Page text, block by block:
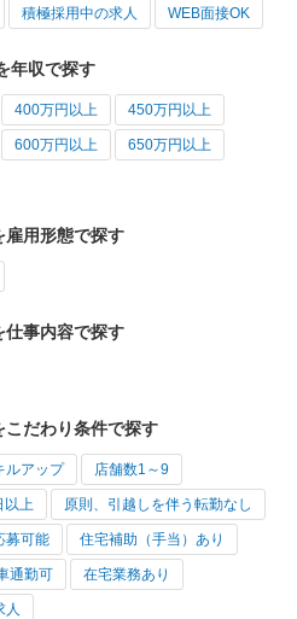
積極採用中の求人 WEB面接OK
年収で探す
400万円以上 450万円以上
600万円以上 650万円以上
雇用形態で探す
仕事内容で探す
だわり条件で探す
ルアップ 店舗数1～9
以上 原則、引越しを伴う転勤なし
募可能 住宅補助（手当）あり
通勤可 在宅業務あり
人